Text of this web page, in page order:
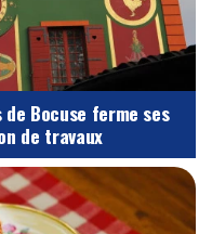
de Bocuse ferme ses
de travaux